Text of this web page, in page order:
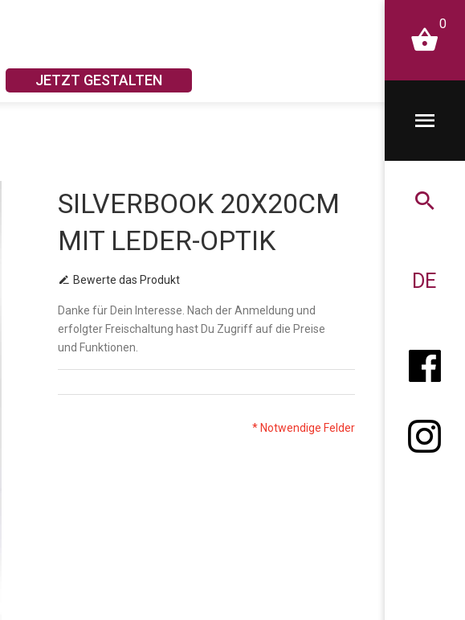
0
DE
JETZT GESTALTEN
SILVERBOOK 20X20CM
MIT LEDER-OPTIK
Bewerte das Produkt
Danke für Dein Interesse. Nach der Anmeldung und
erfolgter Freischaltung hast Du Zugriff auf die Preise
und Funktionen.
* Notwendige Felder